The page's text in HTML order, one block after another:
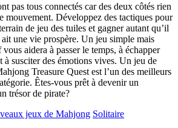
pas tous connectés car des deux côtés rien
mouvement. Développez des tactiques pour
de jeu des tuiles et gagner autant qu’il
une vie prospère. Un jeu simple mais
aidera à passer le temps, à échapper
à susciter des émotions vives. Un jeu de
Treasure Quest est l’un des meilleurs
Êtes-vous prêt à devenir un
trésor de pirate?
jeux de Mahjong Solitaire